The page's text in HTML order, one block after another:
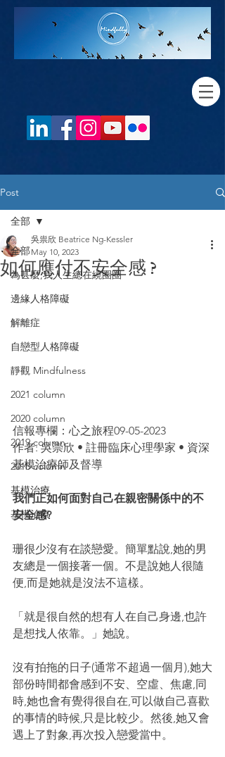
Post
全部
為甚麼,我人生總在繞圈圈
邊緣人格障礙
解離症
自戀型人格障礙
靜觀 Mindfulness
2021 column
2020 column
2019 column
2018 column
基模治療
基模治療
全部
如何應付不安全感 ?
吳祟欣 Beatrice Ng-Kessler
May 10, 2023
信報專欄：心之旅程09-05-2023
作者: 吳崇欣 • 註冊臨床心理學家 • 資深
基模治療師及督導
我們正如何面對自己在親密關係中的不
安全感?
珊很少沒有在談戀愛。簡單點說,她的男
友總是一個接著一個。不是說她人很隨
便,而是她就是沒法不這樣。
「就是很自然的想有人在自己身邊,也許
是想找人依靠。」她說。
沒有拍拖的日子(通常不超過一個月),她大
部份時間都會感到不安、空虛、焦慮,同
時,她也會有覺得很自在,可以做自己喜歡
的事情的時候,只是比較少。然後,她又會
遇上了對象,再次投入戀愛當中。